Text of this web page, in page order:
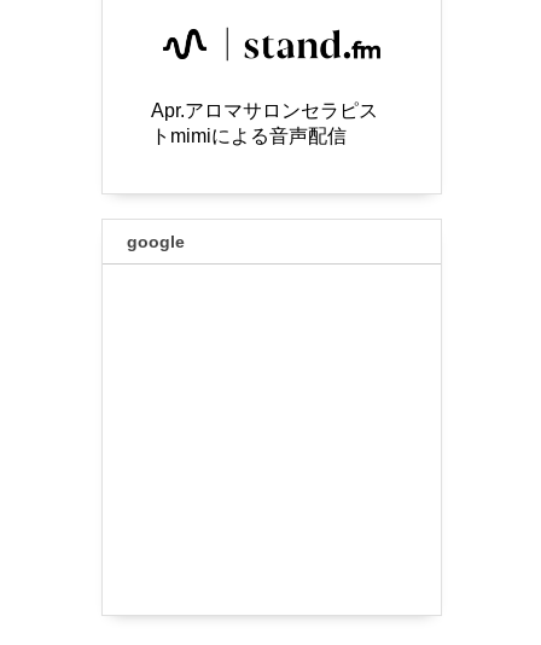
Apr.アロマサロンセラピス
トmimiによる音声配信
google